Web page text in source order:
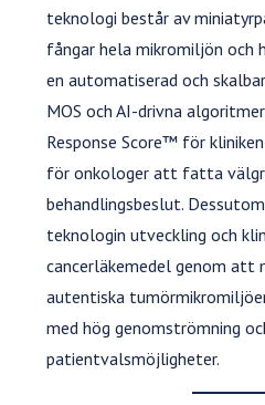
teknologi består av
fångar hela mikromiljön och
en automatiserad och
MOS och AI-drivna
Response Score™ för
för onkologer att fatta
behandlingsbeslut.
teknologin utveckling och
cancerläkemedel genom att
autentiska
med hög genomströmning
patientvalsmöjligheter.